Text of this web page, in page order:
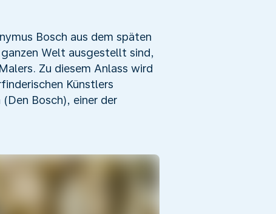
Bosch aus dem späten
Welt ausgestellt sind,
Zu diesem Anlass wird
Künstlers
Bosch), einer der